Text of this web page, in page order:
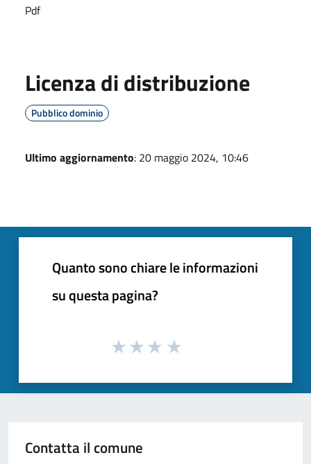
Pdf
Licenza di distribuzione
Pubblico dominio
Ultimo aggiornamento: 20 maggio 2024, 10:46
Quanto sono chiare le informazioni
su questa pagina?
Contatta il comune